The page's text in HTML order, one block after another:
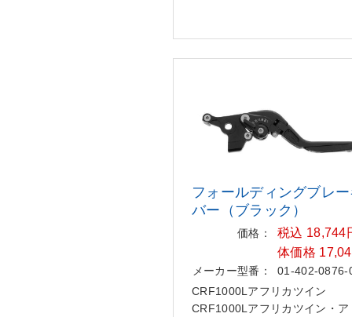
フォールディングブレ
バー（ ブラック）
価格：
税込 18,744
体価格
メーカー型番：
01-402-0876-
CRF1000Lアフリカツイン
CRF1000Lアフリカツイン・ア